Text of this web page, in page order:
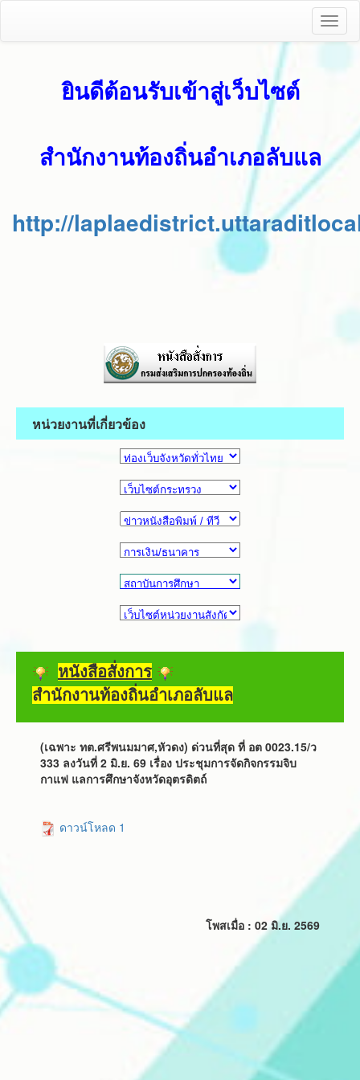
ยินดีต้อนรับเข้าสู่เว็บไซต์
สำนักงานท้องถิ่นอำเภอลับแล
http://
หน่วยงานที่เกี่ยวข้อง
หนังสือสั่งการ
สำนักงานท้องถิ่นอำเภอลับแล
(เฉพาะ ทต.ศรีพนมมาศ,หัวดง) ด่วนที่สุด ที่ อต 0023.15/ว
333 ลงวันที่ 2 มิ.ย. 69 เรื่อง ประชุมการจัดกิจกรรมจิบ
กาแฟ แลการศึกษาจังหวัดอุตรดิตถ์
ดาวน์โหลด 1
โพสเมื่อ : 02 มิ.ย. 2569